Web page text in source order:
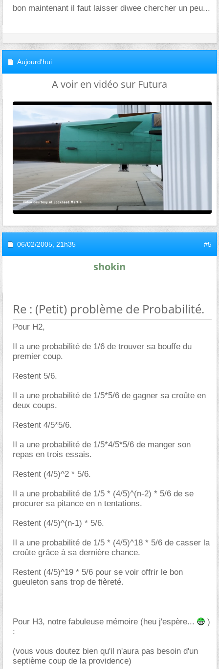
bon maintenant il faut laisser diwee chercher un peu...
Aujourd'hui
A voir en vidéo sur Futura
06/02/2005, 21h35 #5
shokin
Re : (Petit) problème de Probabilité.
Pour H2,
Il a une probabilité de 1/6 de trouver sa bouffe du
premier coup.
Restent 5/6.
Il a une probabilité de 1/5*5/6 de gagner sa croûte en
deux coups.
Restent 4/5*5/6.
Il a une probabilité de 1/5*4/5*5/6 de manger son
repas en trois essais.
Restent (4/5)^2 * 5/6.
Il a une probabilité de 1/5 * (4/5)^(n-2) * 5/6 de se
procurer sa pitance en n tentations.
Restent (4/5)^(n-1) * 5/6.
Il a une probabilité de 1/5 * (4/5)^18 * 5/6 de casser la
croûte grâce à sa dernière chance.
Restent (4/5)^19 * 5/6 pour se voir offrir le bon
gueuleton sans trop de fièreté.
Pour H3, notre fabuleuse mémoire (heu j'espère...
)
:
(vous vous doutez bien qu'il n'aura pas besoin d'un
septième coup de la providence)